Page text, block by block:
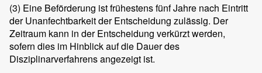
(3) Eine Beförderung ist frühestens fünf Jahre nach Eintritt
der Unanfechtbarkeit der Entscheidung zulässig. Der
Zeitraum kann in der Entscheidung verkürzt werden,
sofern dies im Hinblick auf die Dauer des
Disziplinarverfahrens angezeigt ist.